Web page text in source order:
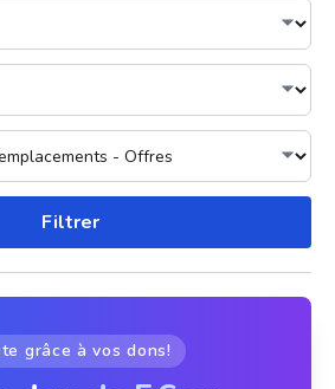
Filtrer
grâce à vos dons!